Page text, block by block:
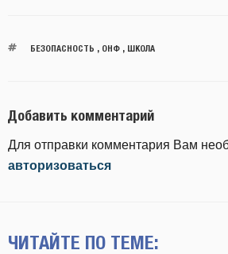
БЕЗОПАСНОСТЬ , ОНФ, ШКОЛА
Добавить комментарий
Для отправки комментария Вам
авторизоваться
ЧИТАЙТЕ ПО ТЕМЕ: